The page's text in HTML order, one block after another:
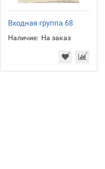
Входная группа 68
Наличие: На заказ